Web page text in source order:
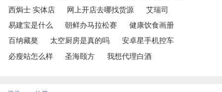
西焗士 实体店
网上开店去哪找货源
艾瑞司
易建宝是什么
朝鲜办马拉松赛
健康饮食画册
百纳藏獒
太空厨房是真的吗
安卓星手机控车
必瘦站怎么样
圣海颐方 我想代理白酒